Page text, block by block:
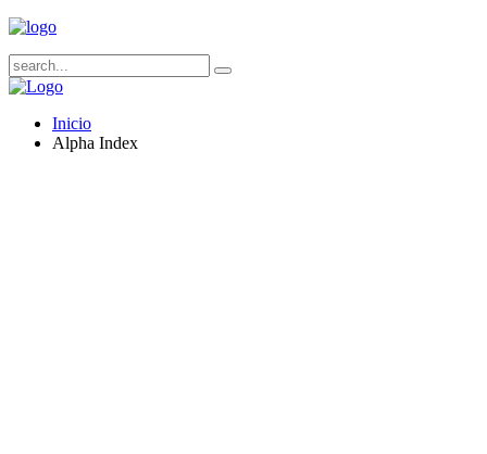
Inicio
Alpha Index